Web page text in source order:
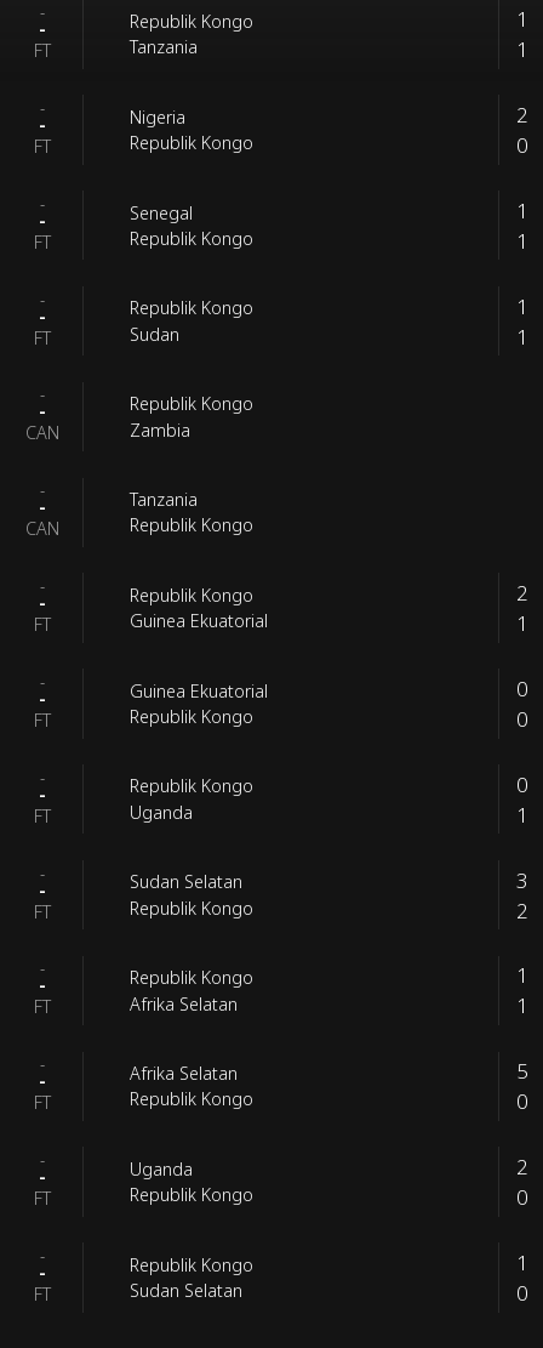
-
-
FT
Republik Kongo
Tanzania
1
1
-
-
FT
Nigeria
Republik Kongo
2
0
-
-
FT
Senegal
Republik Kongo
1
1
-
-
FT
Republik Kongo
Sudan
1
1
-
-
CAN
Republik Kongo
Zambia
-
-
CAN
Tanzania
Republik Kongo
-
-
FT
Republik Kongo
Guinea Ekuatorial
2
1
-
-
FT
Guinea Ekuatorial
Republik Kongo
0
0
-
-
FT
Republik Kongo
Uganda
0
1
-
-
FT
Sudan Selatan
Republik Kongo
3
2
-
-
FT
Republik Kongo
Afrika Selatan
1
1
-
-
FT
Afrika Selatan
Republik Kongo
5
0
-
-
FT
Uganda
Republik Kongo
2
0
-
-
FT
Republik Kongo
Sudan Selatan
1
0